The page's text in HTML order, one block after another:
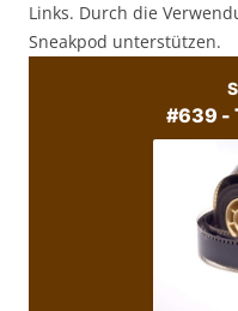
Links. Durch die
Sneakpod unterstützen.